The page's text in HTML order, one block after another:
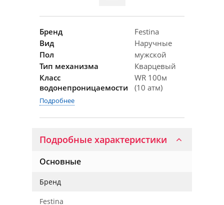
Бренд
Festina
Вид
Наручные
Пол
мужской
Тип механизма
Кварцевый
Класс
водонепроницаемости
WR 100м
(10 атм)
Подробнее
Подробные характеристики
Основные
Бренд
Festina